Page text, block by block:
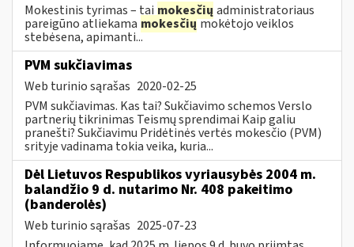
Mokestinis tyrimas – tai mokesčių administratoriaus
pareigūno atliekama mokesčiųmokėtojo veiklos
stebėsena, apimanti...
PVM sukčiavimas
Web turinio sąrašas 2020-02-25
PVM sukčiavimas. Kas tai? Sukčiavimo schemos Verslo
partnerių tikrinimas Teismų sprendimai Kaip galiu
pranešti? Sukčiavimu Pridėtinės vertės mokesčio (PVM)
srityje vadinama tokia veika, kuria...
Dėl Lietuvos Respublikos vyriausybės 2004 m.
balandžio 9 d. nutarimo Nr. 408 pakeitimo
(banderolės)
Web turinio sąrašas 2025-07-23